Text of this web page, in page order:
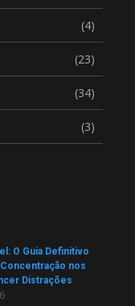
(4)
(23)
(34)
(3)
O Guia Definitivo
nos
Distrações